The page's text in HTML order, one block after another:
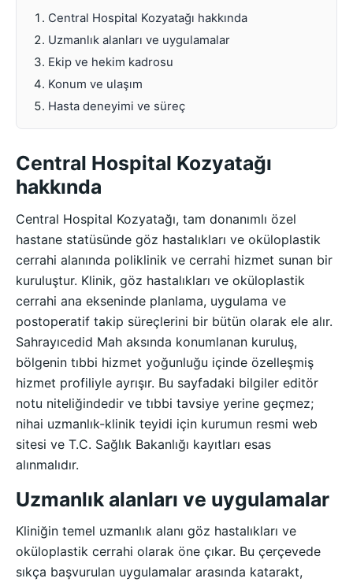
Central Hospital Kozyatağı hakkında
Uzmanlık alanları ve uygulamalar
Ekip ve hekim kadrosu
Konum ve ulaşım
Hasta deneyimi ve süreç
Central Hospital Kozyatağı
hakkında
Central Hospital Kozyatağı, tam donanımlı özel
hastane statüsünde göz hastalıkları ve oküloplastik
cerrahi alanında poliklinik ve cerrahi hizmet sunan bir
kuruluştur. Klinik, göz hastalıkları ve oküloplastik
cerrahi ana ekseninde planlama, uygulama ve
postoperatif takip süreçlerini bir bütün olarak ele alır.
Sahrayıcedid Mah aksında konumlanan kuruluş,
bölgenin tıbbi hizmet yoğunluğu içinde özelleşmiş
hizmet profiliyle ayrışır. Bu sayfadaki bilgiler editör
notu niteliğindedir ve tıbbi tavsiye yerine geçmez;
nihai uzmanlık-klinik teyidi için kurumun resmi web
sitesi ve T.C. Sağlık Bakanlığı kayıtları esas
alınmalıdır.
Uzmanlık alanları ve uygulamalar
Kliniğin temel uzmanlık alanı göz hastalıkları ve
oküloplastik cerrahi olarak öne çıkar. Bu çerçevede
sıkça başvurulan uygulamalar arasında katarakt,